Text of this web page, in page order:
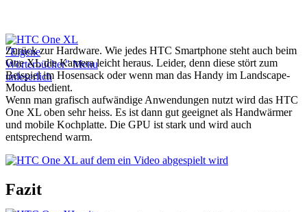
Zurück zur Hardware. Wie jedes HTC Smartphone steht auch beim
One XL die Kamera leicht heraus. Leider, denn diese stört zum
Beispiel im Hosensack oder wenn man das Handy im Landscape-
Modus bedient.
Wenn man grafisch aufwändige Anwendungen nutzt wird das HTC
One XL oben sehr heiss. Es ist dann gut geeignet als Handwärmer
und mobile Kochplatte. Die GPU ist stark und wird auch
entsprechend warm.
Fazit